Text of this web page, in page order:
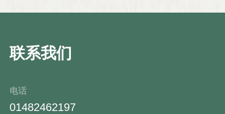
联系我们
电话
01482462197